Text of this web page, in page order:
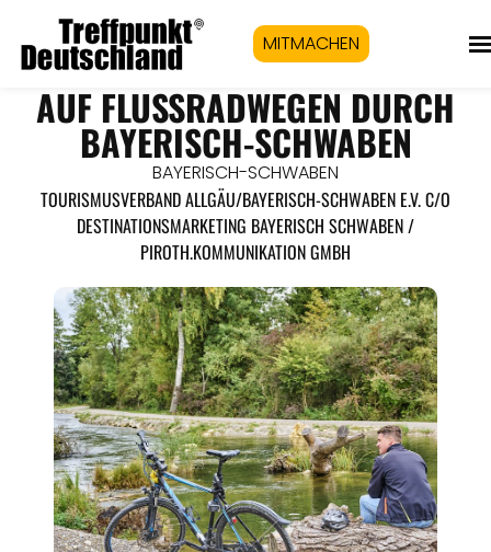
MITMACHEN
AUF FLUSSRADWEGEN DURCH
BAYERISCH-SCHWABEN
BAYERISCH-SCHWABEN
TOURISMUSVERBAND ALLGÄU/BAYERISCH-SCHWABEN E.V. C/O
DESTINATIONSMARKETING BAYERISCH SCHWABEN /
PIROTH.KOMMUNIKATION GMBH